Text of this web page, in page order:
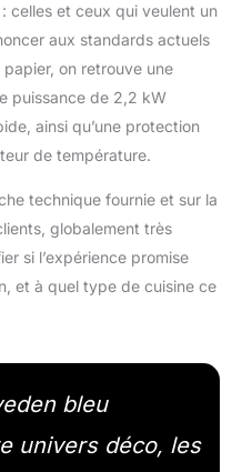
celles et ceux qui veulent un
aux standards actuels
on retrouve une
puissance de 2,2 kW
ainsi qu’une protection
de température.
technique fournie et sur la
globalement très
si l’expérience promise
et à quel type de cuisine ce
bleu
univers déco, les